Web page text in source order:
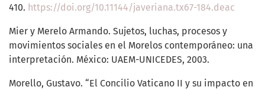
410. https://doi.org/10.11144/javeriana.tx67-184.deac
Mier y Merelo Armando. Sujetos, luchas, procesos y
movimientos sociales en el Morelos contemporáneo: una
interpretación. México: UAEM-UNICEDES, 2003.
Morello, Gustavo. “El Concilio Vaticano II y su impacto en